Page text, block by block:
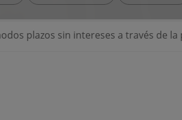
a través de la propia